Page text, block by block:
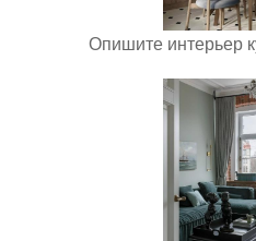
Опишите интерьер